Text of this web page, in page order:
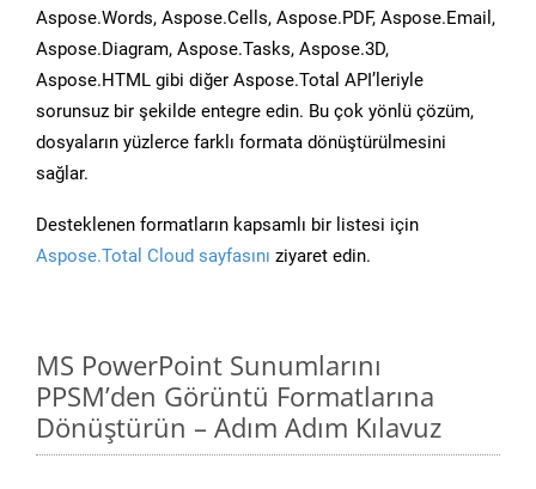
Aspose.Words, Aspose.Cells, Aspose.PDF, Aspose.Email,
Aspose.Diagram, Aspose.Tasks, Aspose.3D,
Aspose.HTML gibi diğer Aspose.Total API’leriyle
sorunsuz bir şekilde entegre edin. Bu çok yönlü çözüm,
dosyaların yüzlerce farklı formata dönüştürülmesini
sağlar.
Desteklenen formatların kapsamlı bir listesi için
Aspose.Total Cloud sayfasını ziyaret edin.
MS PowerPoint Sunumlarını
PPSM’den Görüntü Formatlarına
Dönüştürün – Adım Adım Kılavuz